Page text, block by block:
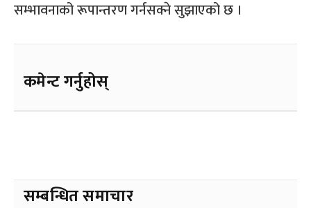
सम्भावनाको रूपान्तरण गर्नसक्ने सुझाएको छ ।
कमेन्ट गर्नुहोस्
सम्बन्धित समाचार